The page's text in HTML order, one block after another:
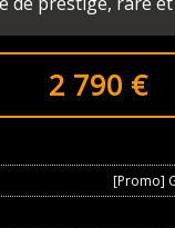
2 790 €
[Promo]